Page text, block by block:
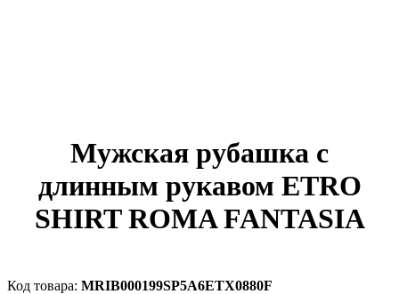
Мужская рубашка с
длинным рукавом ETRO
SHIRT ROMA FANTASIA
MRIB000199SP5A6ETX0880F